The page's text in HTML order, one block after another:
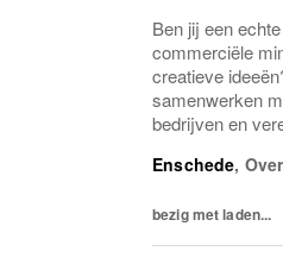
Ben jij een
commerciële
creatieve
samenwerken
bedrijven en
Activations
Enschede,
bezig met laden...